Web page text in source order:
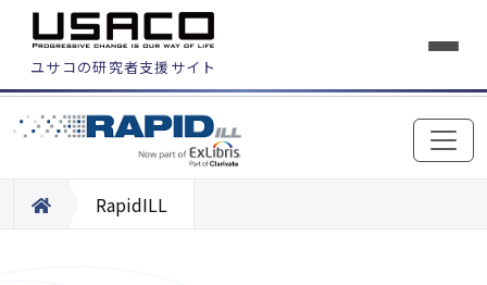
ユサコの研究者支援サイト
RapidILL